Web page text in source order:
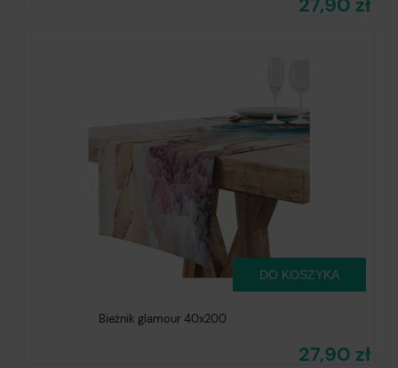
Bieżnik glamour 40x200
27,90 zł
DO KOSZYKA